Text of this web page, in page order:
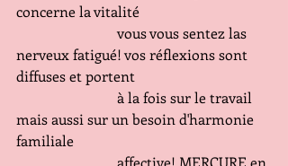
concerne la vitalité
                            vous vous sentez las
nerveux fatigué! vos réflexions sont
diffuses et portent
mais aussi sur un besoin d'harmonie
familiale